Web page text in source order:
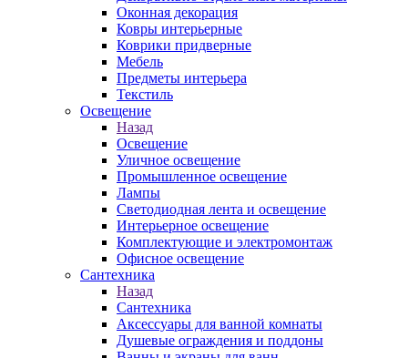
Оконная декорация
Ковры интерьерные
Коврики придверные
Мебель
Предметы интерьера
Текстиль
Освещение
Назад
Освещение
Уличное освещение
Промышленное освещение
Лампы
Светодиодная лента и освещение
Интерьерное освещение
Комплектующие и электромонтаж
Офисное освещение
Сантехника
Назад
Сантехника
Аксессуары для ванной комнаты
Душевые ограждения и поддоны